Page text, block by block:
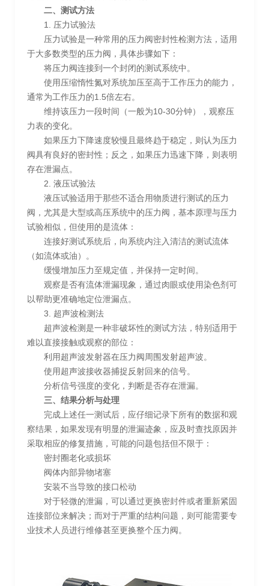
二、测试方法
1. 压力试验法
压力试验是一种常用的压力阀密封性检测方法，适用
于大多数类型的压力阀，具体步骤如下：
将压力阀连接到一个封闭的测试系统中。
使用压缩惰性氮对系统加压至高于工作压力的能力，
通常为工作压力的1.5倍左右。
维持该压力一段时间（一般为10-30分钟），观察压
力表的变化。
如果压力下降速度较慢且最终趋于稳定，则认为压力
阀具有良好的密封性；反之，如果压力迅速下降，则表明
存在泄漏点。
2. 液压试验法
液压试验适用于那些不适合用物质进行测试的压力
阀，尤其是大型或高压系统中的压力阀，基本原理与压力
试验相似，但使用的是流体：
连接好测试系统后，向系统内注入清洁的测试流体
（如流体或油）。
缓慢增加压力至规定值，并保持一定时间。
观察是否有流体泄漏现象，通过肉眼或使用染色剂可
以帮助更准确地定位泄漏点。
3. 超声波检测法
超声波检测是一种非破坏性的测试方法，特别适用于
难以直接接触或观察的部位：
利用超声波发射器在压力阀周围发射超声波。
使用超声波接收器捕捉反射回来的信号。
分析信号强度的变化，判断是否存在泄漏。
三、结果分析与处理
完成上述任一测试后，应仔细记录下所有的数据和观
察结果，如果发现有明显的泄漏迹象，应及时查找原因并
采取相应的修复措施，可能的问题包括但不限于：
密封圈老化或损坏
阀体内部异物堵塞
安装不当导致的接口松动
对于轻微的泄漏，可以通过更换密封件或者重新紧固
连接部位来解决；而对于严重的结构问题，则可能需要专
业技术人员进行维修甚至更换整个压力阀。